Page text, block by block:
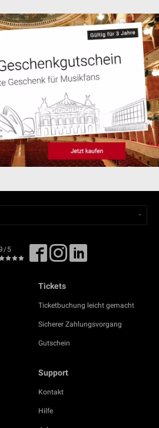
5
Tickets
Ticketbuchung leicht gemacht
Sicherer Zahlungsvorgang
Gutschein
Support
Kontakt
Hilfe